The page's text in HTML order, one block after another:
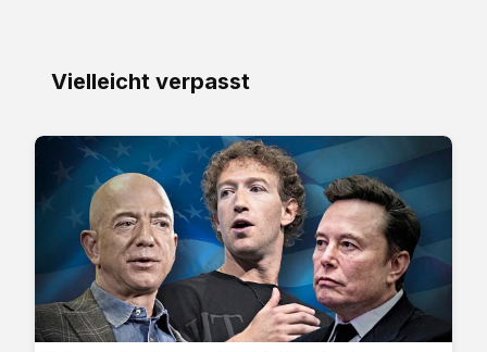
Vielleicht verpasst